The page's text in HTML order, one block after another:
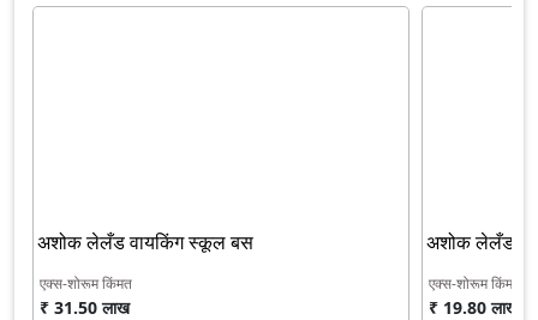
अशोक लेलँड वायकिंग स्कूल बस
एक्स-शोरूम किंमत
₹ 31.50 लाख
अशोक लेलँड
एक्स-शोरूम किंमत
₹ 19.80 लाख